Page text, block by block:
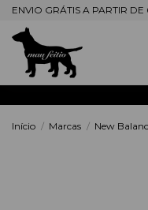
ENVIO GRÁTIS A PARTIR
Início Marcas New